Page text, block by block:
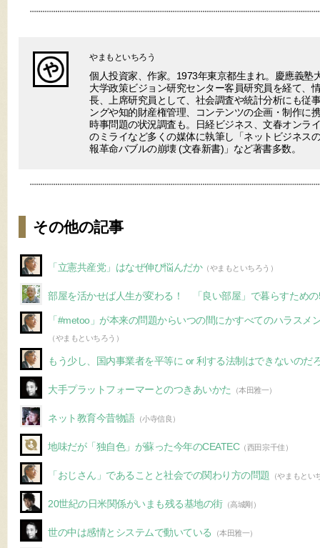
やまもといちろう
個人投資家、作家。1973年東京都生まれ。慶應義塾
大学政策ビジョン研究センター客員研究員を経て、
長、上席研究員として、社会調査や統計分析にも従
ングや知的財産権管理、コンテンツの企画・制作に
時事問題の状況調査も。日経ビジネス、文春オンラ
のミライなど多くの媒体に執筆し「ネットビジネス
報革命バブルの崩壊 (文春新書)」など著書多数。
その他の記事
「立憲共産党」はなぜ伸び悩んだか（やまもといちろう）
部屋を活かせば人生が変わる！ 「良い部屋」で暮らすための
「#metoo」が本来の問題からいつの間にかすべてのハラスメ
（やまもといちろう）
もう少し、国内事業者を平等に or 利する法制はできないのだ
大手プラットフォーマーとのつきあいかた （本田雅一）
ネット教育今昔物語（小寺信良）
地味だが「独自色」が蘇った今年のCEATEC（西田宗千佳）
「おじさん」であることと社会での関わり方の問題 （やまもとい
20世紀の日米関係がいまも残る基地の街（高城剛）
世の中は感情とシステムで動いている （本田雅一）